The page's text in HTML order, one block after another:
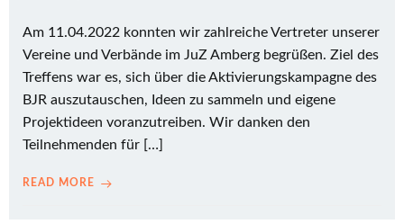
Am 11.04.2022 konnten wir zahlreiche Vertreter unserer
Vereine und Verbände im JuZ Amberg begrüßen. Ziel des
Treffens war es, sich über die Aktivierungskampagne des
BJR auszutauschen, Ideen zu sammeln und eigene
Projektideen voranzutreiben. Wir danken den
Teilnehmenden für […]
READ MORE